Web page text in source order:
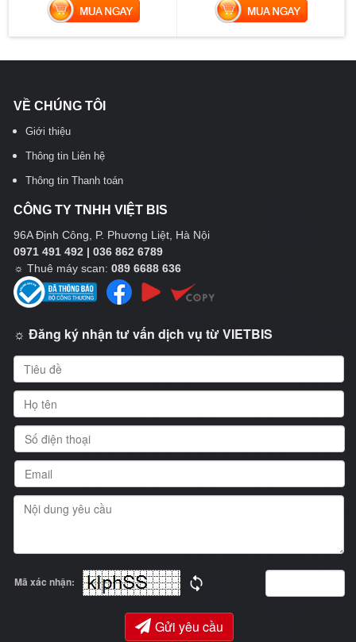
MUA NGAY MUA NGAY
VỀ CHÚNG TÔI
Giới thiệu
Thông tin Liên hệ
Thông tin Thanh toán
CÔNG TY TNHH VIỆT BIS
96A Định Công, P. Phương Liệt, Hà Nội
0971 491 492 | 036 862 6789
☼ Thuê máy scan: 089 6688 636
☼ Đăng ký nhận tư vấn dịch vụ từ VIETBIS
Mã xác nhận:
Gửi yêu cầu